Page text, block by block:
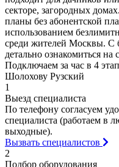
секторе, загородных
планы без абонентской
использованием
среди жителей Москвы.
детально ознакомиться на
Подключаем за час в 4
Шолохову Рузский
1
Выезд специалиста
По телефону согласуем
специалиста (работаем в
выходные).
Вызвать специалистов
2
Подбор оборудования